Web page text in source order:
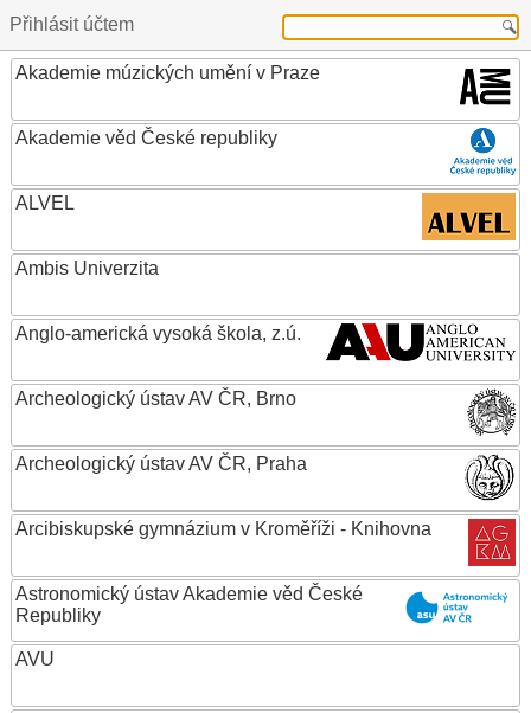
Přihlásit účtem
Akademie múzických umění v Praze
Akademie věd České republiky
ALVEL
Ambis Univerzita
Anglo-americká vysoká škola, z.ú.
Archeologický ústav AV ČR, Brno
Archeologický ústav AV ČR, Praha
Arcibiskupské gymnázium v Kroměříži - Knihovna
Astronomický ústav Akademie věd České
Republiky
AVU